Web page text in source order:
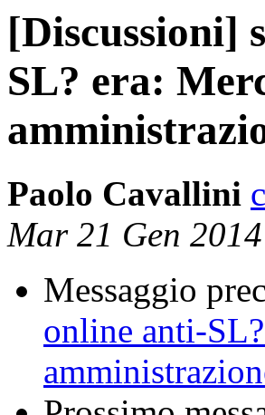
[Discussioni]
SL? era:
Paolo Cavallini
Mar 21 Gen
Messaggio
online anti-